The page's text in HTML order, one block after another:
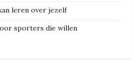
leren over jezelf
sporters die willen